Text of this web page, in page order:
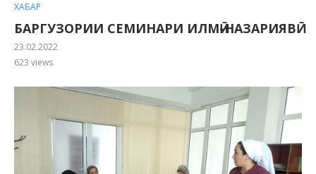
ХАБАР
БАРГУЗОРИИ СЕМИНАРИ ИЛМӢ-НАЗАРИЯВӢ
23.02.2022
623 views